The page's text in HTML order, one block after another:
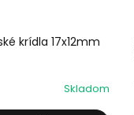
krídla 17x12mm
Skladom